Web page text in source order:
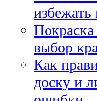
избежать
Покраска
выбор
Как
доску и